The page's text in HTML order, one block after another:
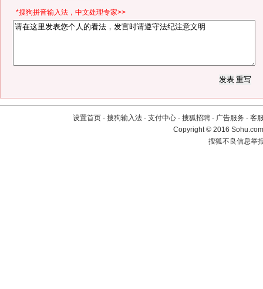
*搜狗拼音输入法，中文处理专家>>
设置首页 - 搜狗输入法 - 支付中心 - 搜狐招聘 - 广告服务 - 客
Copyright©2016
搜狐不良信息举